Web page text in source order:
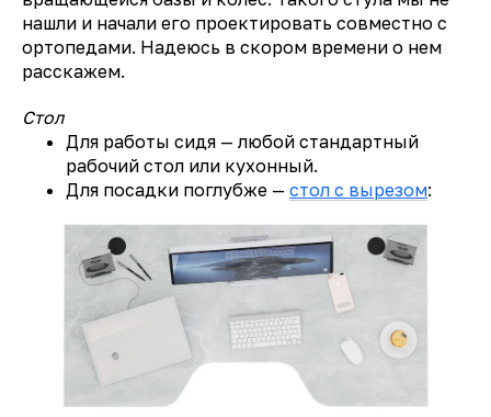
нашли и начали его проектировать совместно с
ортопедами. Надеюсь в скором времени о нем
расскажем.
Стол
Для работы сидя — любой стандартный
рабочий стол или кухонный.
Для посадки поглубже — стол с вырезом: